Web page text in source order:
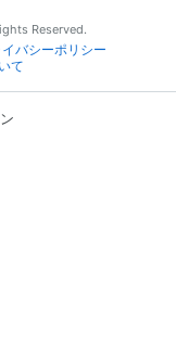
Reserved.
イバシーポリシー
て